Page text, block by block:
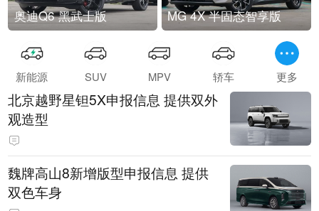
奥迪Q6 黑武士版 MG 4X 半固态智享版
新能源 SUV MPV 轿车 更多
北京越野星钽5X申报信息 提供双外
观造型
魏牌高山8新增版型申报信息 提供
双色车身